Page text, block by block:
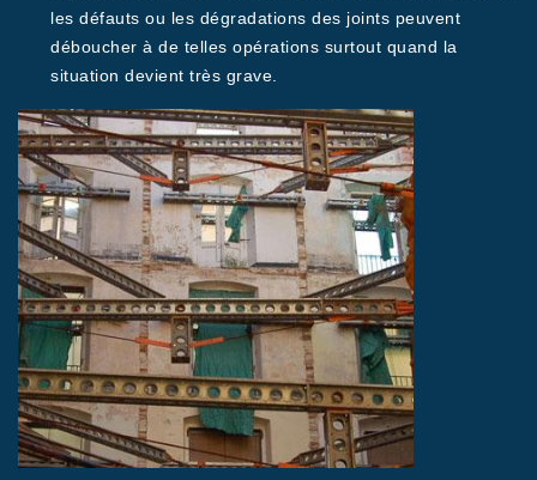
les défauts ou les dégradations des joints peuvent
déboucher à de telles opérations surtout quand la
situation devient très grave.